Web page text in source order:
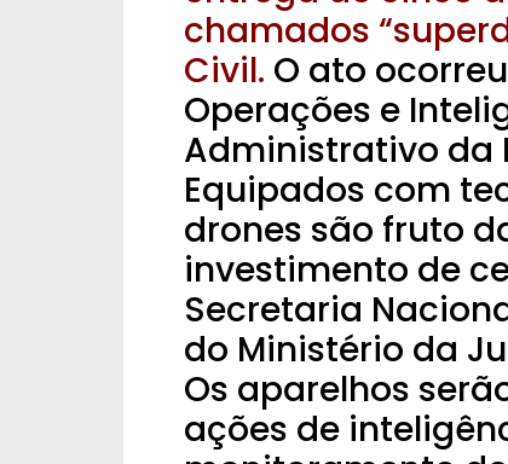
chamados
Civil. O ato
Operações e
Administrativo da
Equipados com
drones são fruto
investimento de
Secretaria
do Ministério da
Os aparelhos
ações de